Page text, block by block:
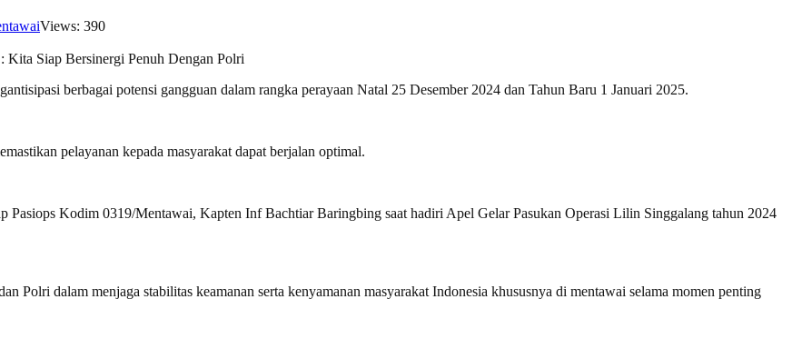
Views: 390
berbagai potensi gangguan dalam rangka perayaan Natal 25 Desember 2024 dan Tahun Baru 1 Januari 2025.
pelayanan kepada masyarakat dapat berjalan optimal.
Pasiops Kodim 0319/Mentawai, Kapten Inf Bachtiar Baringbing saat hadiri Apel Gelar Pasukan Operasi Lilin Singgalang tahun 2024
Polri dalam menjaga stabilitas keamanan serta kenyamanan masyarakat Indonesia khususnya di mentawai selama momen penting